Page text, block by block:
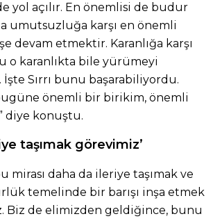
yol açılır. En önemlisi de budur
umutsuzluğa karşı en önemli
devam etmektir. Karanlığa karşı
o karanlıkta bile yürümeyi
Sırrı bunu başarabiliyordu.
önemli bir birikim, önemli
diye konuştu.
taşımak görevimiz’
mirası daha da ileriye taşımak ve
temelinde bir barışı inşa etmek
Biz de elimizden geldiğince, bunu